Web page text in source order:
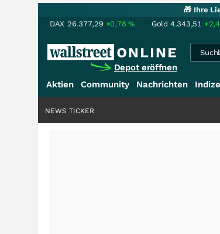
🎁 Ihre
DAX 26.377,29 +0,78% Gold 4.343,51
Depot eröffnen
Aktien Community Nachrichten
NEWS TICKER